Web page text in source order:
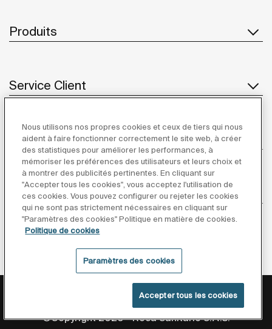
Produits
Service Client
À propos de Roca
Inspiration
Suivez-nous
Conditions générales de vente
©Copyright 2026 - Roca Sanitario S.A.U.
Nous utilisons nos propres cookies et ceux de tiers qui nous
aident à faire fonctionner correctement le site web, à créer
des statistiques pour améliorer les performances, à
mémoriser les préférences des utilisateurs et leurs choix et
à montrer des publicités pertinentes. En cliquant sur
"Accepter tous les cookies", vous acceptez l'utilisation de
ces cookies. Vous pouvez configurer ou rejeter les cookies
qui ne sont pas strictement nécessaires en cliquant sur
"Paramètres des cookies" Politique en matière de cookies.
Politique de cookies
Paramètres des cookies
Accepter tous les cookies